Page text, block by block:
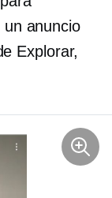
anuncio
Explorar,